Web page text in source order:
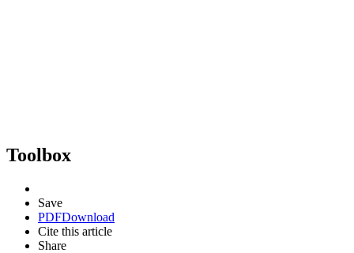
Toolbox
Save
PDFDownload
Cite this article
Share